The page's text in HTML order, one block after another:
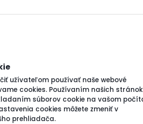
užívateľom používať naše webové
cookies. Používaním našich stránok
súborov cookie na vašom
cookies môžete zmeniť v
prehliadača.